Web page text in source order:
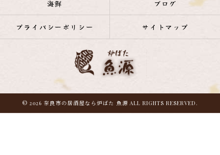
海鮮 ブログ
プライバシーポリシー サイトマップ
© 2026 奈良市の居酒屋なら炉ばた 魚源 ALL RIGHTS RESERVED.